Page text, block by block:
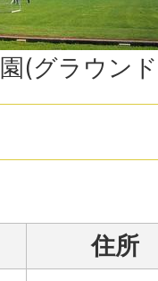
(グラウン
住所